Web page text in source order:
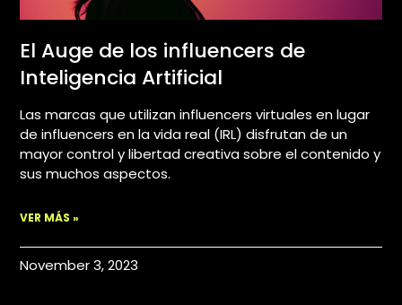
El Auge de los influencers de
Inteligencia Artificial
Las marcas que utilizan influencers virtuales en lugar
de influencers en la vida real (IRL) disfrutan de un
mayor control y libertad creativa sobre el contenido y
sus muchos aspectos.
VER MÁS »
November 3, 2023